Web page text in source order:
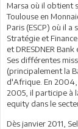
Marsa où il obtient
Toulouse en
Paris (ESCP) où il
Stratégie et
et DRESDNER
Ses différentes
(principalement la
d'Afrique. En 2004,
2005, il participe à
equity dans le
Dès janvier 2011,